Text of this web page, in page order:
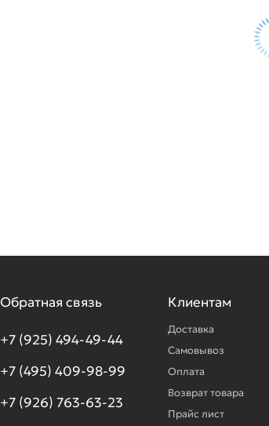
Обратная связь
+7 (925) 494-49-44
+7 (495) 409-98-99
+7 (926) 763-63-23
Клиентам
Доставка
Самовывоз
Оплата
Возврат товара
Прайс лист